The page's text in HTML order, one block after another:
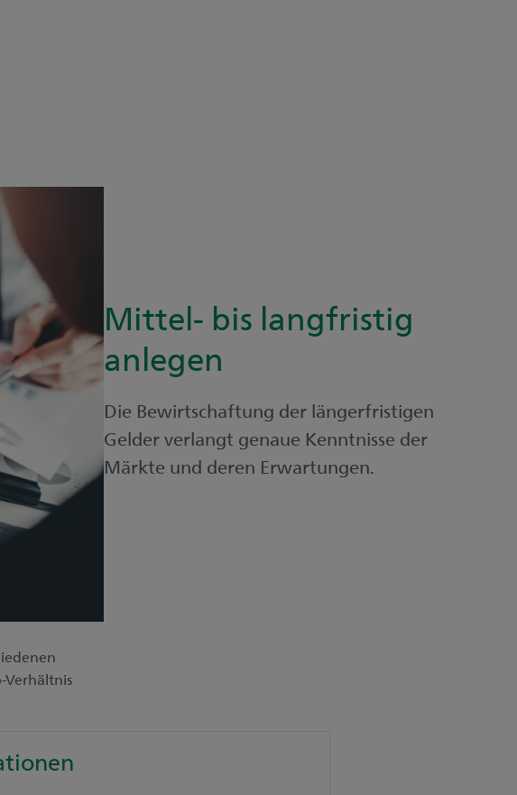
Mittel- bis langfristig
anlegen
Die Bewirtschaftung der längerfristigen
Gelder verlangt genaue Kenntnisse der
Märkte und deren Erwartungen.
Verhältnis